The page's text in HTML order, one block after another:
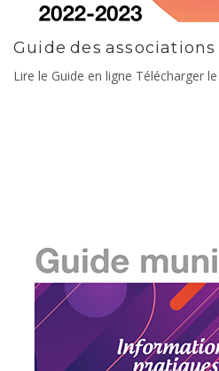
Guide des
Lire le Guide en ligne Télécharger